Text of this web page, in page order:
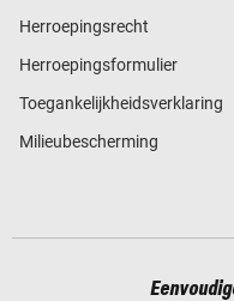
Herroepingsrecht
Herroepingsformulier
Toegankelijkheidsverklaring
Milieubescherming